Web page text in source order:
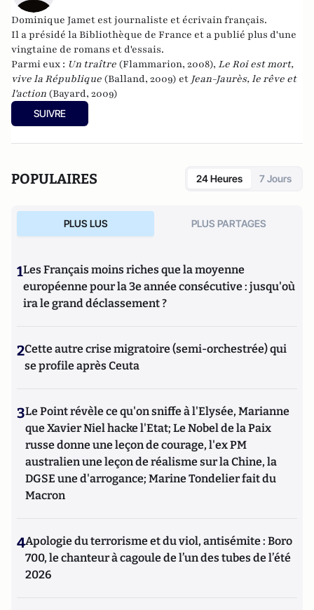
Dominique Jamet est journaliste et écrivain français.
Il a présidé la Bibliothèque de France et a publié plus d'une
vingtaine de romans et d'essais.
Parmi eux : Un traître (Flammarion, 2008), Le Roi est mort,
vive la République (Balland, 2009) et Jean-Jaurès, le rêve et
l'action (Bayard, 2009)
SUIVRE
POPULAIRES 24 Heures 7 Jours
PLUS LUS PLUS PARTAGES
1Les Français moins riches que la moyenne
européenne pour la 3e année consécutive : jusqu'où
ira le grand déclassement ?
2Cette autre crise migratoire (semi-orchestrée) qui
se profile après Ceuta
3Le Point révèle ce qu'on sniffe à l'Elysée, Marianne
que Xavier Niel hacke l'Etat; Le Nobel de la Paix
russe donne une leçon de courage, l'ex PM
australien une leçon de réalisme sur la Chine, la
DGSE une d'arrogance; Marine Tondelier fait du
Macron
4Apologie du terrorisme et du viol, antisémite : Boro
700, le chanteur à cagoule de l’un des tubes de l’été
2026